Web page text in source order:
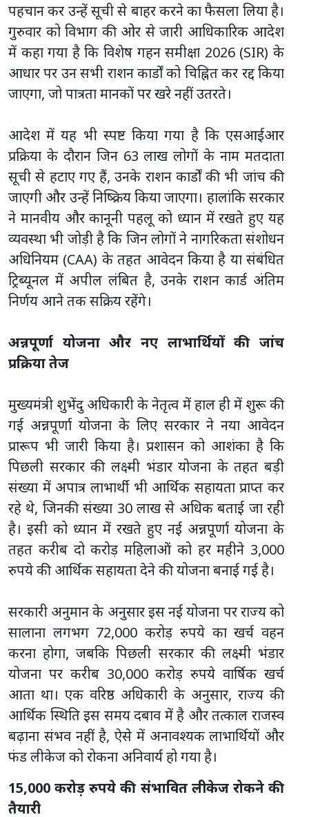
पहचान कर उन्हें सूची से बाहर करने का फैसला लिया है।
गुरुवार को विभाग की ओर से जारी आधिकारिक आदेश
में कहा गया है कि विशेष गहन समीक्षा 2026 (SIR) के
आधार पर उन सभी राशन कार्डों को चिह्नित कर रद्द किया
जाएगा, जो पात्रता मानकों पर खरे नहीं उतरते।
आदेश में यह भी स्पष्ट किया गया है कि एसआईआर
प्रक्रिया के दौरान जिन 63 लाख लोगों के नाम मतदाता
सूची से हटाए गए हैं, उनके राशन कार्डों की भी जांच की
जाएगी और उन्हें निष्क्रिय किया जाएगा। हालांकि सरकार
ने मानवीय और कानूनी पहलू को ध्यान में रखते हुए यह
व्यवस्था भी जोड़ी है कि जिन लोगों ने नागरिकता संशोधन
अधिनियम (CAA) के तहत आवेदन किया है या संबंधित
ट्रिब्यूनल में अपील लंबित है, उनके राशन कार्ड अंतिम
निर्णय आने तक सक्रिय रहेंगे।
अन्नपूर्णा योजना और नए लाभार्थियों की जांच
प्रक्रिया तेज
मुख्यमंत्री शुभेंदु अधिकारी के नेतृत्व में हाल ही में शुरू की
गई अन्नपूर्णा योजना के लिए सरकार ने नया आवेदन
प्रारूप भी जारी किया है। प्रशासन को आशंका है कि
पिछली सरकार की लक्ष्मी भंडार योजना के तहत बड़ी
संख्या में अपात्र लाभार्थी भी आर्थिक सहायता प्राप्त कर
रहे थे, जिनकी संख्या 30 लाख से अधिक बताई जा रही
है। इसी को ध्यान में रखते हुए नई अन्नपूर्णा योजना के
तहत करीब दो करोड़ महिलाओं को हर महीने 3,000
रुपये की आर्थिक सहायता देने की योजना बनाई गई है।
सरकारी अनुमान के अनुसार इस नई योजना पर राज्य को
सालाना लगभग 72,000 करोड़ रुपये का खर्च वहन
करना होगा, जबकि पिछली सरकार की लक्ष्मी भंडार
योजना पर करीब 30,000 करोड़ रुपये वार्षिक खर्च
आता था। एक वरिष्ठ अधिकारी के अनुसार, राज्य की
आर्थिक स्थिति इस समय दबाव में है और तत्काल राजस्व
बढ़ाना संभव नहीं है, ऐसे में अनावश्यक लाभार्थियों और
फंड लीकेज को रोकना अनिवार्य हो गया है।
15,000 करोड़ रुपये की संभावित लीकेज रोकने की
तैयारी